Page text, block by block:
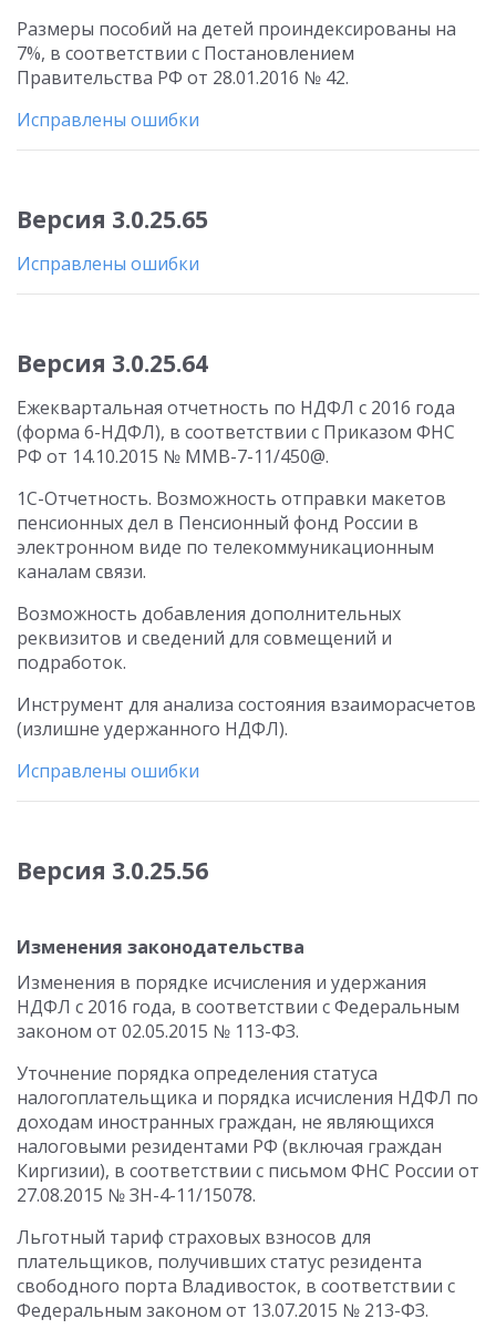
Размеры пособий на детей проиндексированы на
7%, в соответствии с Постановлением
Правительства РФ от 28.01.2016 № 42.
Исправлены ошибки
Версия 3.0.25.65
Исправлены ошибки
Версия 3.0.25.64
Ежеквартальная отчетность по НДФЛ с 2016 года
(форма 6-НДФЛ), в соответствии с Приказом ФНС
РФ от 14.10.2015 № ММВ-7-11/450@.
1С-Отчетность. Возможность отправки макетов
пенсионных дел в Пенсионный фонд России в
электронном виде по телекоммуникационным
каналам связи.
Возможность добавления дополнительных
реквизитов и сведений для совмещений и
подработок.
Инструмент для анализа состояния взаиморасчетов
(излишне удержанного НДФЛ).
Исправлены ошибки
Версия 3.0.25.56
Изменения законодательства
Изменения в порядке исчисления и удержания
НДФЛ с 2016 года, в соответствии с Федеральным
законом от 02.05.2015 № 113-ФЗ.
Уточнение порядка определения статуса
налогоплательщика и порядка исчисления НДФЛ по
доходам иностранных граждан, не являющихся
налоговыми резидентами РФ (включая граждан
Киргизии), в соответствии с письмом ФНС России от
27.08.2015 № ЗН-4-11/15078.
Льготный тариф страховых взносов для
плательщиков, получивших статус резидента
свободного порта Владивосток, в соответствии с
Федеральным законом от 13.07.2015 № 213-ФЗ.